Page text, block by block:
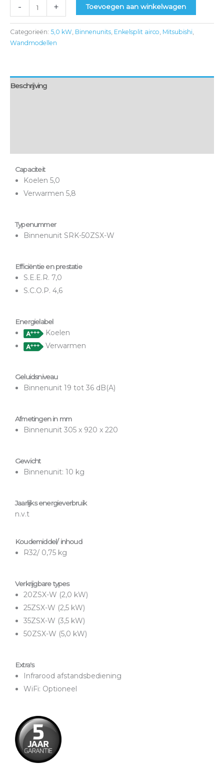
- + Toevoegen aan winkelwagen
Categorieën: 5,0 kW, Binnenunits, Enkelsplit airco, Mitsubishi,
Wandmodellen
Beschrijving
Capaciteit
Koelen 5,0
Verwarmen 5,8
Typenummer
Binnenunit SRK-50ZSX-W
Efficiëntie en prestatie
S.E.E.R. 7,0
S.C.O.P. 4,6
Energielabel
Koelen
Verwarmen
Geluidsniveau
Binnenunit 19 tot 36 dB(A)
Afmetingen in mm
Binnenunit 305 x 920 x 220
Gewicht
Binnenunit: 10 kg
Jaarlijks energieverbruik
n.v.t
Koudemiddel/ inhoud
R32/ 0,75 kg
Verkrijgbare types
20ZSX-W (2,0 kW)
25ZSX-W (2,5 kW)
35ZSX-W (3,5 kW)
50ZSX-W (5,0 kW)
Extra's
Infrarood afstandsbediening
WiFi: Optioneel